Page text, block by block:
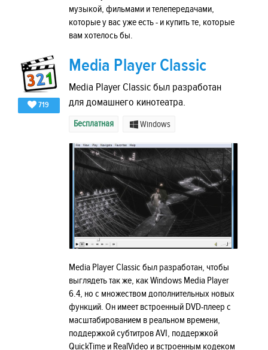
музыкой, фильмами и телепередачами,
которые у вас уже есть - и купить те, которые
вам хотелось бы.
719
Media Player Classic
Media Player Classic был разработан
для домашнего кинотеатра.
Бесплатная Windows
Media Player Classic был разработан, чтобы
выглядеть так же, как Windows Media Player
6.4, но с множеством дополнительных новых
функций. Он имеет встроенный DVD-плеер с
масштабированием в реальном времени,
поддержкой субтитров AVI, поддержкой
QuickTime и RealVideo и встроенным кодеком